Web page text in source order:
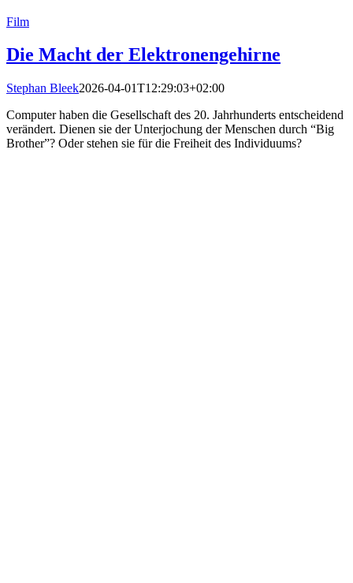
Film
Die Macht der Elektronengehirne
Stephan Bleek2026-04-01T12:29:03+02:00
Computer haben die Gesellschaft des 20. Jahrhunderts entscheidend
verändert. Dienen sie der Unterjochung der Menschen durch “Big
Brother”? Oder stehen sie für die Freiheit des Individuums?